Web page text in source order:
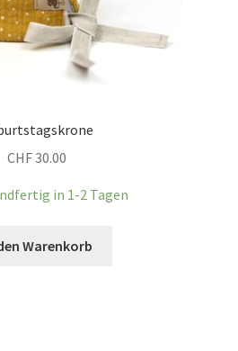
CHF30.00
in 1-2 Tagen
Warenkorb